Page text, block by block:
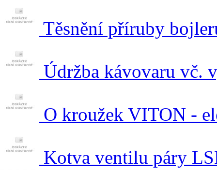
Těsnění příruby
Údržba kávovaru vč.
O kroužek VITON -
Kotva ventilu páry